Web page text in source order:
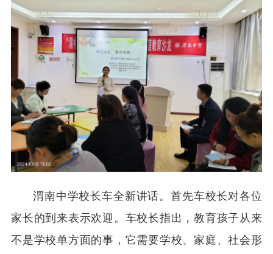
渭南中学校长车全新讲话。首先车校长对各位
家长的到来表示欢迎。车校长指出，教育孩子从来
不是学校单方面的事，它需要学校、家庭、社会形